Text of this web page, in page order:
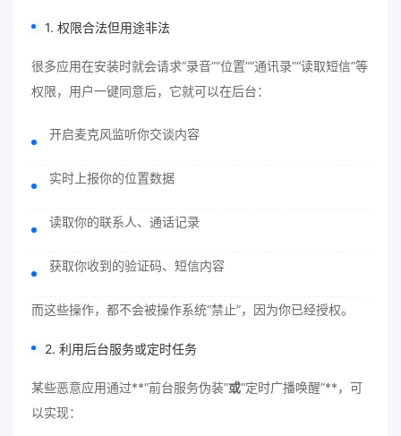
1. 权限合法但用途非法
很多应用在安装时就会请求“录音”“位置”“通讯录”“读取短信”等
权限，用户一键同意后，它就可以在后台：
开启麦克风监听你交谈内容
实时上报你的位置数据
读取你的联系人、通话记录
获取你收到的验证码、短信内容
而这些操作，都不会被操作系统“禁止”，因为你已经授权。
2. 利用后台服务或定时任务
某些恶意应用通过**“前台服务伪装”或“定时广播唤醒”**，可
以实现：